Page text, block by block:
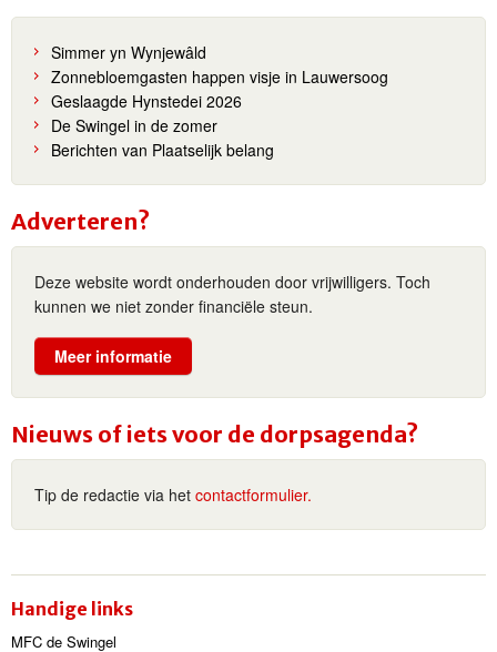
Simmer yn Wynjewâld
Zonnebloemgasten happen visje in Lauwersoog
Geslaagde Hynstedei 2026
De Swingel in de zomer
Berichten van Plaatselijk belang
Adverteren?
Deze website wordt onderhouden door vrijwilligers. Toch
kunnen we niet zonder financiële steun.
Meer informatie
Nieuws of iets voor de dorpsagenda?
Tip de redactie via het contactformulier.
Handige links
MFC de Swingel